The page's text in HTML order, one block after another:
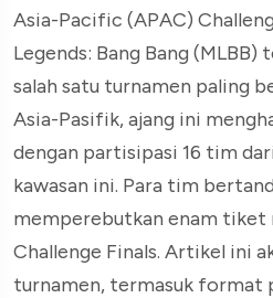
Asia-Pacific (APAC)
Legends: Bang Bang (MLBB)
salah satu turnamen paling
Asia-Pasifik, ajang ini
dengan partisipasi 16 tim
kawasan ini. Para tim
memperebutkan enam tiket
Challenge Finals. Artikel ini
turnamen, termasuk format